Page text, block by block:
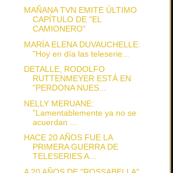
MAÑANA TVN EMITE ÚLTIMO
CAPÍTULO DE "EL
CAMIONERO"
MARÍA ELENA DUVAUCHELLE:
"Hoy en día las teleserie...
DETALLE, RODOLFO
RUTTENMEYER ESTÁ EN
"PERDONA NUES...
NELLY MERUANE:
"Lamentablemente ya no se
acuerdan ...
HACE 20 AÑOS FUE LA
PRIMERA GUERRA DE
TELESERIES A...